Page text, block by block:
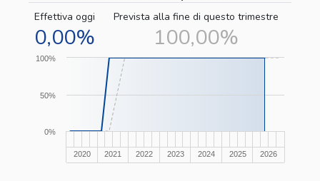
Effettiva oggi Prevista alla fine di questo trimestre
0,00% 100,00%
2020 2021 2022 2023 2024 2025 2026
0%
50%
100%